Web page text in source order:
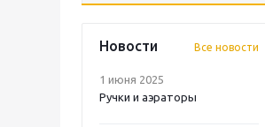
Новости Все новости
1 июня 2025
Ручки и аэраторы